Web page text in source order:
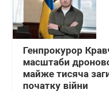
Генпрокурор
масштаби
майже тисяча
початку війни